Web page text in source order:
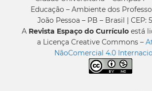
Educação – Ambiente dos
João Pessoa – PB – Brasil | CEP:
A Revista Espaço do Currículo está
a Licença Creative Commons –
NãoComercial 4.0